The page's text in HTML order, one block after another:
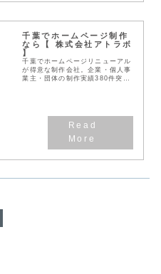
千葉でホームページ制作
なら【 株式会社アトラボ
】
千葉でホームページリニューアル
が得意な制作会社。企業・個人事
業主・団体の制作実績380件突